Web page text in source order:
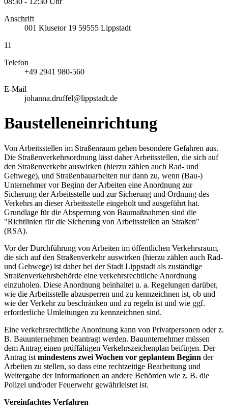
Anschrift
001 Klusetor 19 59555 Lippstadt
11
Telefon
+49 2941 980-560
E-Mail
johanna.druffel@lippstadt.de
Baustelleneinrichtung
Von Arbeitsstellen im Straßenraum gehen besondere Gefahren aus.
Die Straßenverkehrsordnung lässt daher Arbeitsstellen, die sich auf
den Straßenverkehr auswirken (hierzu zählen auch Rad- und
Gehwege), und Straßenbauarbeiten nur dann zu, wenn (Bau-)
Unternehmer vor Beginn der Arbeiten eine Anordnung zur
Sicherung der Arbeitsstelle und zur Sicherung und Ordnung des
Verkehrs an dieser Arbeitsstelle eingeholt und ausgeführt hat.
Grundlage für die Absperrung von Baumaßnahmen sind die
"Richtlinien für die Sicherung von Arbeitsstellen an Straßen"
(RSA).
Vor der Durchführung von Arbeiten im öffentlichen Verkehrsraum,
die sich auf den Straßenverkehr auswirken (hierzu zählen auch Rad-
und Gehwege) ist daher bei der Stadt Lippstadt als zuständige
Straßenverkehrsbehörde eine verkehrsrechtliche Anordnung
einzuholen. Diese Anordnung beinhaltet u. a. Regelungen darüber,
wie die Arbeitsstelle abzusperren und zu kennzeichnen ist, ob und
wie der Verkehr zu beschränken und zu regeln ist und wie ggf.
erforderliche Umleitungen zu kennzeichnen sind.
Eine verkehrsrechtliche Anordnung kann von Privatpersonen oder z.
B. Bauunternehmen beantragt werden. Bauunternehmer müssen
dem Antrag einen prüffähigen Verkehrszeichenplan beifügen. Der
Antrag ist mindestens zwei Wochen vor geplantem Beginn der
Arbeiten zu stellen, so dass eine rechtzeitige Bearbeitung und
Weitergabe der Informationen an andere Behörden wie z. B. die
Polizei und/oder Feuerwehr gewährleistet ist.
Vereinfachtes Verfahren